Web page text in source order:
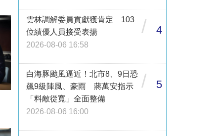
雲林調解委員貢獻獲肯定 103
位績優人員接受表揚
2026-08-06 16:58
/ 4
白海豚颱風逼近！北市8、9日恐
飆9級陣風、豪雨 蔣萬安指示
「料敵從寬」全面整備
2026-08-06 16:00
/ 5